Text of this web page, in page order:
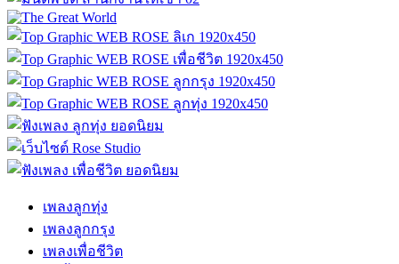
เพลงลูกทุ่ง
เพลงลูกกรุง
เพลงเพื่อชีวิต